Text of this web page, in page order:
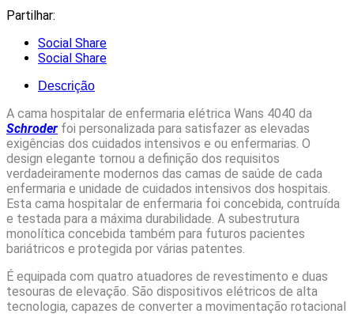
Partilhar:
Social Share
Social Share
Descrição
A cama hospitalar de enfermaria elétrica Wans 4040 da
Schroder foi personalizada para satisfazer as elevadas
exigências dos cuidados intensivos e ou enfermarias. O
design elegante tornou a definição dos requisitos
verdadeiramente modernos das camas de saúde de cada
enfermaria e unidade de cuidados intensivos dos hospitais.
Esta cama hospitalar de enfermaria foi concebida, contruída
e testada para a máxima durabilidade. A subestrutura
monolítica concebida também para futuros pacientes
bariátricos e protegida por várias patentes.
É equipada com quatro atuadores de revestimento e duas
tesouras de elevação. São dispositivos elétricos de alta
tecnologia, capazes de converter a movimentação rotacional